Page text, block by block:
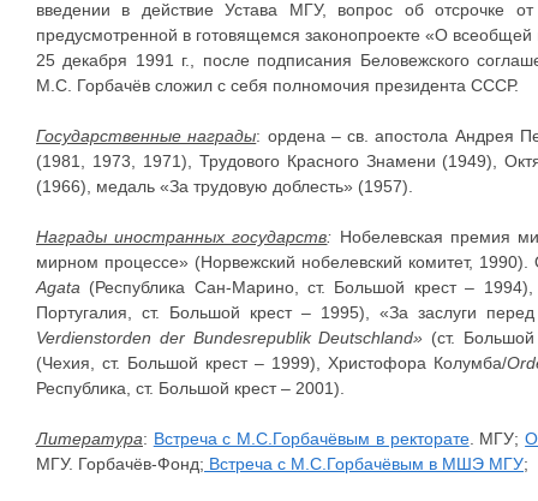
введении в действие Устава МГУ, вопрос об отсрочке
предусмотренной в готовящемся законопроекте «О
25 декабря 1991 г., после подписания Беловежского
М.С. Горбачёв сложил с себя полномочия президента СССР.
Государственные награды: ордена – св. апостола Андрея
(1981, 1973, 1971), Трудового Красного Знамени (1949),
(1966), медаль «За трудовую доблесть» (1957).
Награды иностранных государств: Нобелевская премия
мирном процессе» (Норвежский нобелевский комитет,
Agata (Республика Сан-Марино, ст. Большой крест –
Португалия, ст. Большой крест – 1995), «За заслуги
Verdienstorden der Bundesrepublik Deutschland» (ст.
(Чехия, ст. Большой крест – 1999), Христофора Колумба/
Республика, ст. Большой крест – 2001).
Литература: Встреча с М.С.Горбачёвым в ректорате. МГУ;
МГУ. Горбачёв-Фонд; Встреча с М.С.Горбачёвым в МШЭ МГУ;